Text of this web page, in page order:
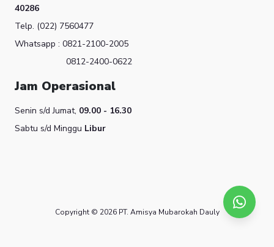
40286
Telp. (022) 7560477
Whatsapp : 0821-2100-2005
0812-2400-0622
Jam Operasional
Senin s/d Jumat, 09.00 - 16.30
Sabtu s/d Minggu Libur
Copyright © 2026 PT. Amisya Mubarokah Dauly